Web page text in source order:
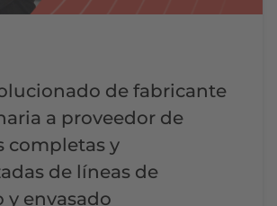
de fabricante
a proveedor de
completas y
de líneas de
y envasado